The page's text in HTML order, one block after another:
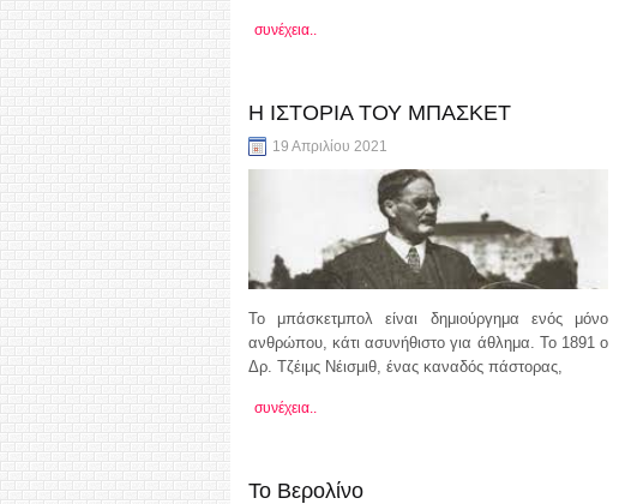
συνέχεια..
Η ΙΣΤΟΡΙΑ ΤΟΥ ΜΠΑΣΚΕΤ
19 Απριλίου 2021
Το μπάσκετμπολ είναι δημιούργημα ενός μόνο
ανθρώπου, κάτι ασυνήθιστο για άθλημα. Το 1891 ο
Δρ. Τζέιμς Νέισμιθ, ένας καναδός πάστορας,
συνέχεια..
Το Βερολίνο